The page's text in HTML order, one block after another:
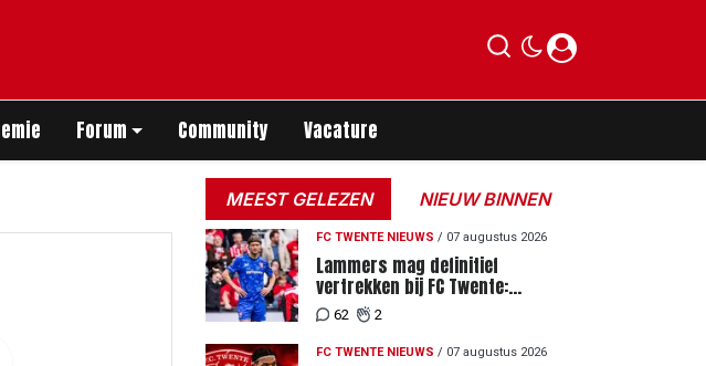
Forum Community Vacature
MEEST GELEZEN NIEUW BINNEN
FC TWENTE NIEUWS / 07 augustus 2026
Lammers mag definitief
vertrekken bij FC Twente:
zaakwaarnemer krijgt deadline
vanwege komst vervanger
62 2
FC TWENTE NIEUWS / 07 augustus 2026